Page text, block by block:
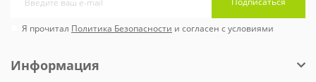
Я прочитал Политика Безопасности и согласен с условиями
Информация